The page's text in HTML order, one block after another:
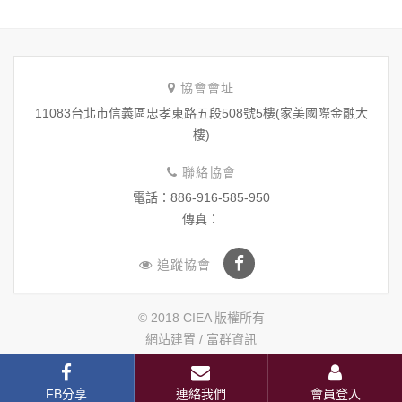
協會會址
11083台北市信義區忠孝東路五段508號5樓(家美國際金融大
樓)
聯絡協會
電話：886-916-585-950
傳真：
追蹤協會
© 2018 CIEA 版權所有
網站建置 / 富群資訊
FB分享 連絡我們 會員登入